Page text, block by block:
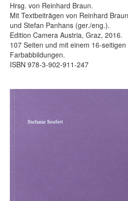
Hrsg. von Reinhard Braun.
Mit Textbeiträgen von Reinhard
und Stefan Panhans (ger./eng.).
Edition Camera Austria, Graz, 2016.
107 Seiten und mit einem 16-
Farbabbildungen.
ISBN 978-3-902-911-247